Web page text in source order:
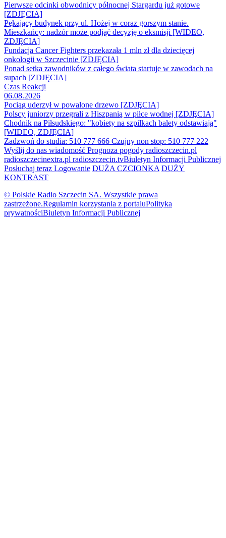
Pierwsze odcinki obwodnicy północnej Stargardu już gotowe
[ZDJĘCIA]
Pękający budynek przy ul. Hożej w coraz gorszym stanie.
Mieszkańcy: nadzór może podjąć decyzję o eksmisji [WIDEO,
ZDJĘCIA]
Fundacja Cancer Fighters przekazała 1 mln zł dla dziecięcej
onkologii w Szczecinie [ZDJĘCIA]
Ponad setka zawodników z całego świata startuje w zawodach na
supach [ZDJĘCIA]
Czas Reakcji
06.08.2026
Pociąg uderzył w powalone drzewo [ZDJĘCIA]
Polscy juniorzy przegrali z Hiszpanią w piłce wodnej [ZDJĘCIA]
Chodnik na Piłsudskiego: "kobiety na szpilkach balety odstawiają"
[WIDEO, ZDJĘCIA]
Zadzwoń do studia: 510 777 666 Czujny non stop: 510 777 222
Wyślij do nas wiadomość Prognoza pogody radioszczecin.pl
radioszczecinextra.pl radioszczecin.tvBiuletyn Informacji Publicznej
Posłuchaj teraz Logowanie DUŻA CZCIONKA DUŻY
KONTRAST
© Polskie Radio Szczecin SA. Wszystkie prawa
zastrzeżone.Regulamin korzystania z portaluPolityka
prywatnościBiuletyn Informacji Publicznej